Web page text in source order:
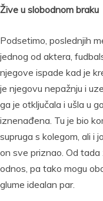
Žive u slobodnom braku
Podsetimo, poslednjih
jednog od aktera,
njegove ispade kad je
je njegovu nepažnju i
ga je otključala i ušla u
iznenađena. Tu je bio
supruga s kolegom, ali i
on sve priznao. Od tada
odnos, pa tako mogu
glume idealan par.